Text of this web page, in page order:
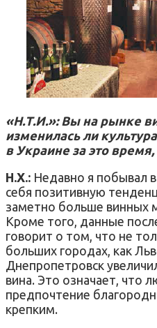
«Н.Т.И.»: Вы на рынке
изменилась ли
в Украине за это
Н.Х.: Недавно я побывал
себя позитивную
заметно больше винных
Кроме того, данные
говорит о том, что не
больших городах, как
Днепропетровск
вина. Это означает, что
предпочтение
крепким.